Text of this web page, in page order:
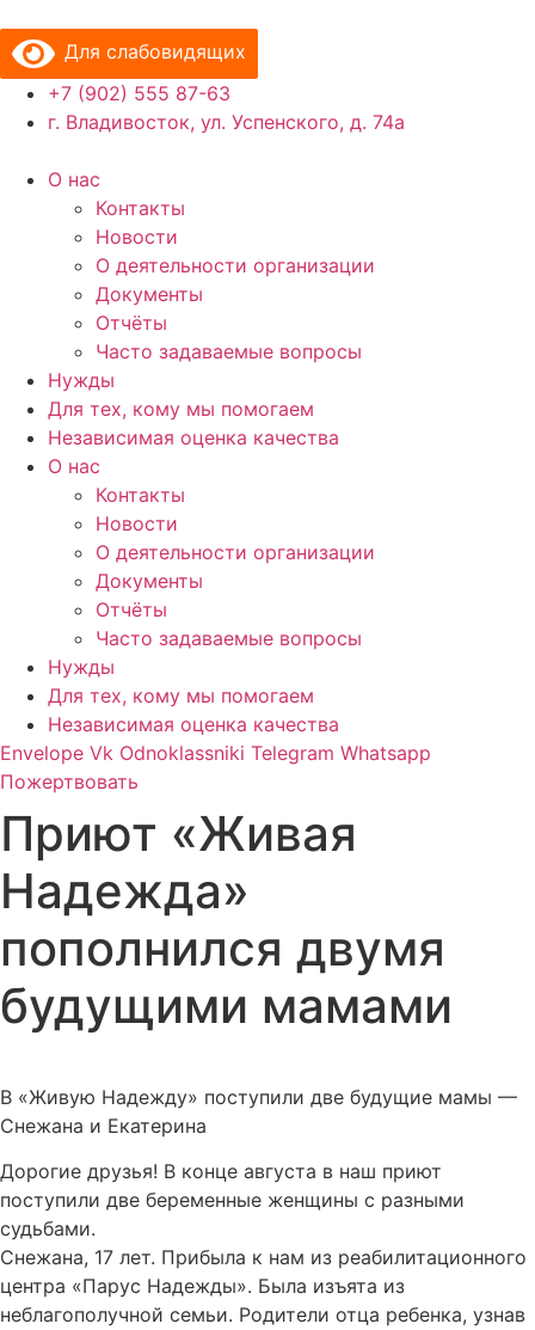
содержимому
Для слабовидящих
+7 (902) 555 87-63
г. Владивосток, ул. Успенского, д. 74а
О нас
Контакты
Новости
О деятельности организации
Документы
Отчёты
Часто задаваемые вопросы
Нужды
Для тех, кому мы помогаем
Независимая оценка качества
О нас
Контакты
Новости
О деятельности организации
Документы
Отчёты
Часто задаваемые вопросы
Нужды
Для тех, кому мы помогаем
Независимая оценка качества
Envelope Vk Odnoklassniki Telegram Whatsapp
Пожертвовать
Приют «Живая
Надежда»
пополнился двумя
будущими мамами
В «Живую Надежду» поступили две будущие мамы —
Снежана и Екатерина
Дорогие друзья! В конце августа в наш приют
поступили две беременные женщины с разными
судьбами.
Снежана, 17 лет. Прибыла к нам из реабилитационного
центра «Парус Надежды». Была изъята из
неблагополучной семьи. Родители отца ребенка, узнав